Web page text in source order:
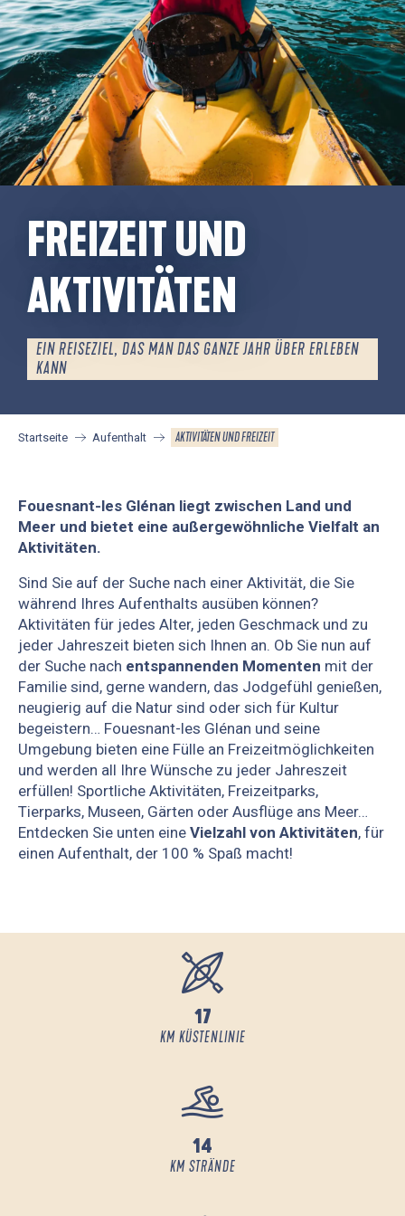
FREIZEIT UND
AKTIVITÄTEN
EIN REISEZIEL, DAS MAN DAS GANZE JAHR ÜBER ERLEBEN
KANN
Startseite Aufenthalt AKTIVITÄTEN UND FREIZEIT
Fouesnant-les Glénan liegt zwischen Land und
Meer und bietet eine außergewöhnliche Vielfalt an
Aktivitäten.
Sind Sie auf der Suche nach einer Aktivität, die Sie
während Ihres Aufenthalts ausüben können?
Aktivitäten für jedes Alter, jeden Geschmack und zu
jeder Jahreszeit bieten sich Ihnen an. Ob Sie nun auf
der Suche nach entspannenden Momenten mit der
Familie sind, gerne wandern, das Jodgefühl genießen,
neugierig auf die Natur sind oder sich für Kultur
begeistern… Fouesnant-les Glénan und seine
Umgebung bieten eine Fülle an Freizeitmöglichkeiten
und werden all Ihre Wünsche zu jeder Jahreszeit
erfüllen! Sportliche Aktivitäten, Freizeitparks,
Tierparks, Museen, Gärten oder Ausflüge ans Meer…
Entdecken Sie unten eine Vielzahl von Aktivitäten, für
einen Aufenthalt, der 100 % Spaß macht!
17
KM KÜSTENLINIE
14
KM STRÄNDE